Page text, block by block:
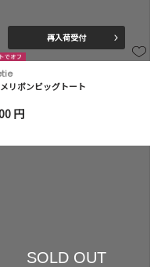
再入荷受付
リボンビッグトート
円
SOLD OUT